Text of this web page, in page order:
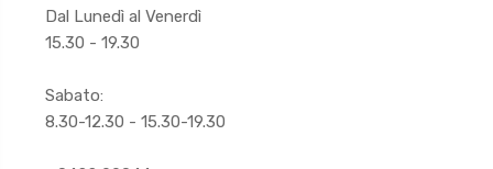
Dal Lunedì al Venerdì
15.30 - 19.30
Sabato:
8.30-12.30 - 15.30-19.30